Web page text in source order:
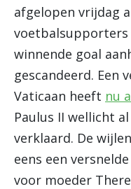
afgelopen vrijdag
voetbalsupporters
winnende goal
gescandeerd. Een
Vaticaan heeft nu
Paulus II wellicht
verklaard. De
eens een
voor moeder